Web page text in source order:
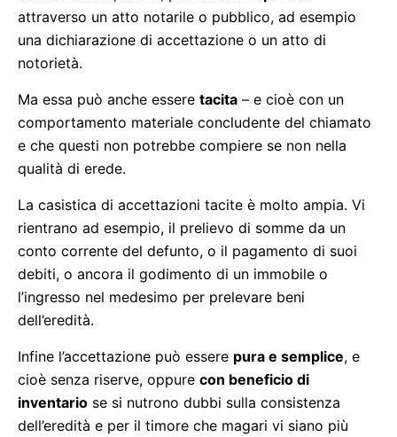
attraverso un atto notarile o pubblico, ad esempio
una dichiarazione di accettazione o un atto di
notorietà.
Ma essa può anche essere tacita – e cioè con un
comportamento materiale concludente del chiamato
e che questi non potrebbe compiere se non nella
qualità di erede.
La casistica di accettazioni tacite è molto ampia. Vi
rientrano ad esempio, il prelievo di somme da un
conto corrente del defunto, o il pagamento di suoi
debiti, o ancora il godimento di un immobile o
l’ingresso nel medesimo per prelevare beni
dell’eredità.
Infine l’accettazione può essere pura e semplice, e
cioè senza riserve, oppure con beneficio di
inventario se si nutrono dubbi sulla consistenza
dell’eredità e per il timore che magari vi siano più